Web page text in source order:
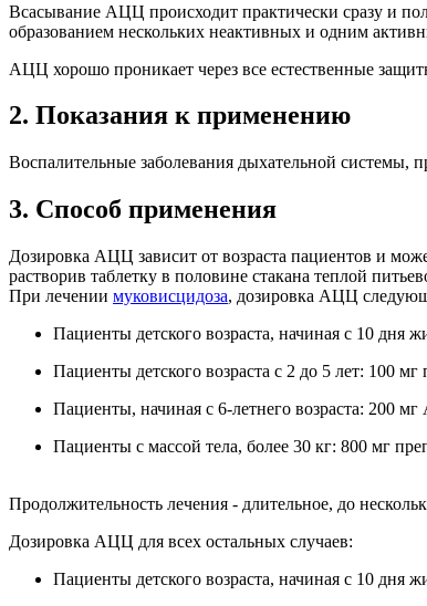
Всасывание АЦЦ происходит практически сразу и
образованием нескольких неактивных и одним
АЦЦ хорошо проникает через все естественные
2. Показания к применению
Воспалительные заболевания дыхательной системы,
3. Способ применения
Дозировка АЦЦ зависит от возраста пациентов и
растворив таблетку в половине стакана теплой
При лечении муковисцидоза, дозировка АЦЦ
Пациенты детского возраста, начиная с 10 дня
Пациенты детского возраста с 2 до 5 лет: 100
Пациенты, начиная с 6-летнего возраста: 200
Пациенты с массой тела, более 30 кг: 800 мг
Продолжительность лечения - длительное, до
Дозировка АЦЦ для всех остальных случаев:
Пациенты детского возраста, начиная с 10 дня